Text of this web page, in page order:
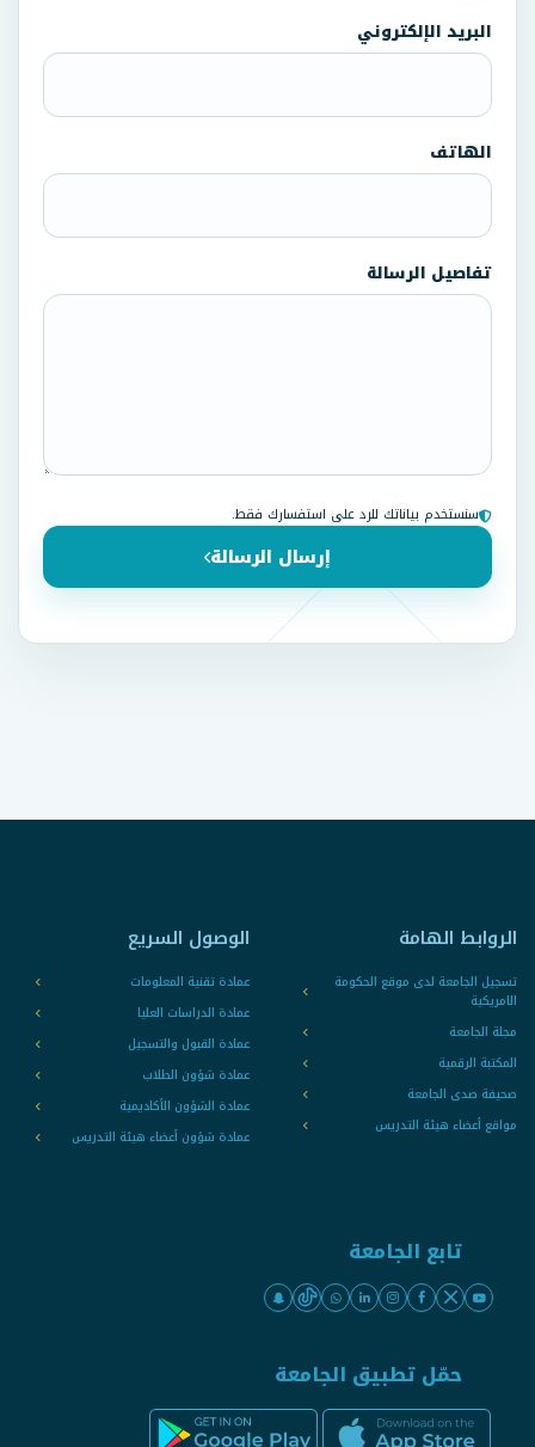
البريد الإلكتروني
الهاتف
تفاصيل الرسالة
سنستخدم بياناتك للرد على استفسارك فقط.
إرسال الرسالة
الروابط الهامة
تسجيل الجامعة لدى موقع الحكومة
الامريكية
مجلة الجامعة
المكتبة الرقمية
صحيفة صدى الجامعة
مواقع أعضاء هيئة التدريس
الوصول السريع
عمادة تقنية المعلومات
عمادة الدراسات العليا
عمادة القبول والتسجيل
عمادة شؤون الطلاب
عمادة الشؤون الأكاديمية
عمادة شؤون أعضاء هيئة التدريس
تابع الجامعة
حمّل تطبيق الجامعة